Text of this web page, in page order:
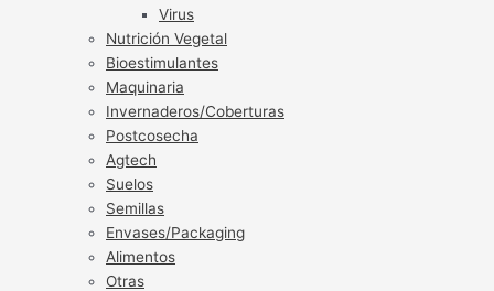
Virus
Nutrición Vegetal
Bioestimulantes
Maquinaria
Invernaderos/Coberturas
Postcosecha
Agtech
Suelos
Semillas
Envases/Packaging
Alimentos
Otras